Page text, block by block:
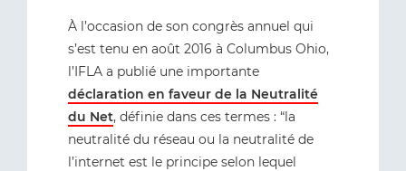
À l’occasion de son congrès annuel qui
s’est tenu en août 2016 à Columbus Ohio,
l’IFLA a publié une importante
déclaration en faveur de la Neutralité
du Net, définie dans ces termes : “la
neutralité du réseau ou la neutralité de
l’internet est le principe selon lequel